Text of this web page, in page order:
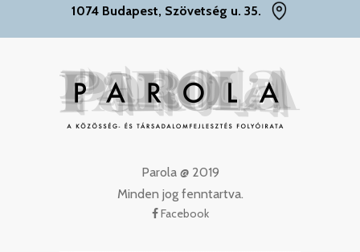
1074 Budapest, Szövetség u. 35.
Parola @ 2019
Minden jog fenntartva.
Facebook